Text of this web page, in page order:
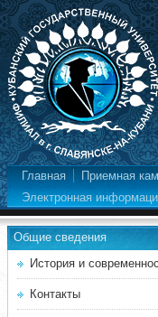
Главная Приемная
Электронная
Общие сведения
История и
Контакты